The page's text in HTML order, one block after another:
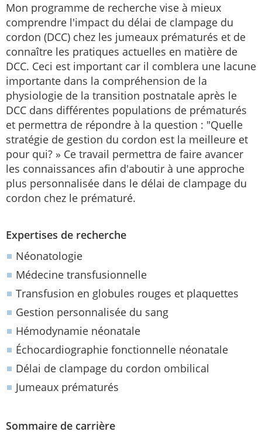
Mon programme de recherche vise à mieux
comprendre l'impact du délai de clampage du
cordon (DCC) chez les jumeaux prématurés et de
connaître les pratiques actuelles en matière de
DCC. Ceci est important car il comblera une lacune
importante dans la compréhension de la
physiologie de la transition postnatale après le
DCC dans différentes populations de prématurés
et permettra de répondre à la question : "Quelle
stratégie de gestion du cordon est la meilleure et
pour qui? » Ce travail permettra de faire avancer
les connaissances afin d'aboutir à une approche
plus personnalisée dans le délai de clampage du
cordon chez le prématuré.
Expertises de recherche
Néonatologie
Médecine transfusionnelle
Transfusion en globules rouges et plaquettes
Gestion personnalisée du sang
Hémodynamie néonatale
Échocardiographie fonctionnelle néonatale
Délai de clampage du cordon ombilical
Jumeaux prématurés
Sommaire de carrière